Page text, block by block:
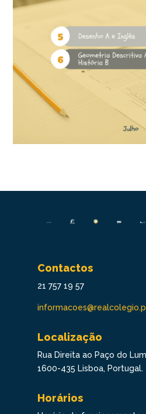
Contactos
21 757 19 57
Localização
Rua Direita ao Paço do
1600-435 Lisboa, Portugal.
Horários